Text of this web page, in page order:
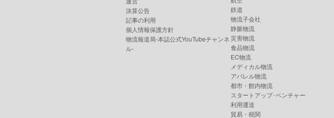
決算公告
記事の利用
個人情報保護方針
物流報道局-本誌公式YouTubeチャンネ
ル-
鉄道
物流子会社
静脈物流
災害物流
食品物流
EC物流
メディカル物流
アパレル物流
都市・館内物流
スタートアップ･ベンチャー
利用運送
貿易・税関